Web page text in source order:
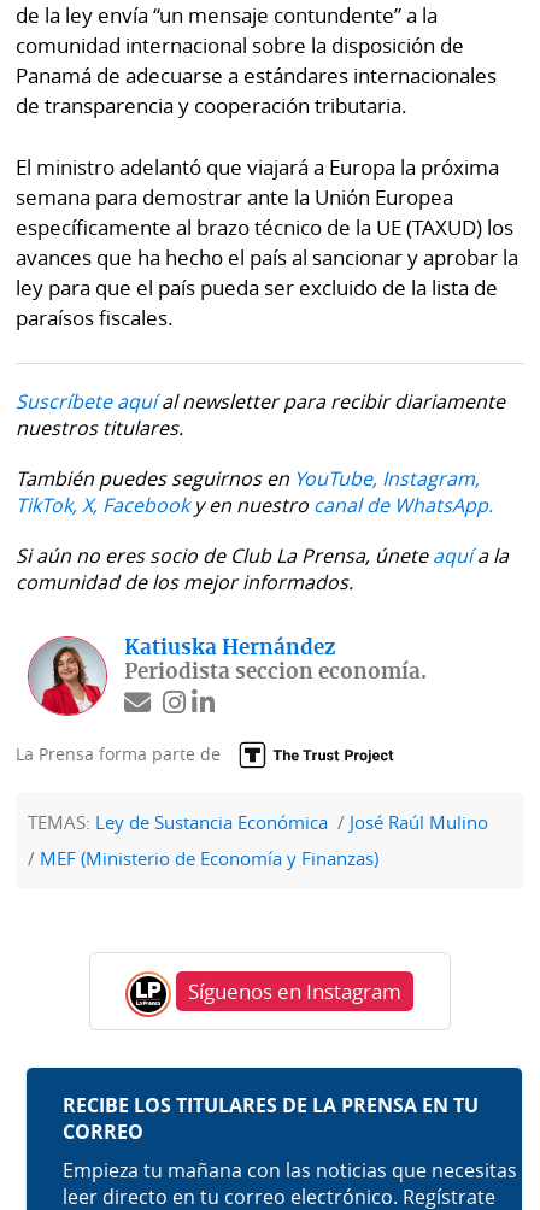
de la ley envía “un mensaje contundente” a la
comunidad internacional sobre la disposición de
Panamá de adecuarse a estándares internacionales
de transparencia y cooperación tributaria.
El ministro adelantó que viajará a Europa la próxima
semana para demostrar ante la Unión Europea
específicamente al brazo técnico de la UE (TAXUD) los
avances que ha hecho el país al sancionar y aprobar la
ley para que el país pueda ser excluido de la lista de
paraísos fiscales.
Suscríbete aquíal newsletter para recibir diariamente
nuestros titulares.
También puedes seguirnos en YouTube, Instagram,
TikTok, X, Facebooky en nuestro canal de WhatsApp.
Si aún no eres socio de Club La Prensa, úneteaquía la
comunidad de los mejor informados.
Katiuska Hernández
Periodista seccion economía.
La Prensa forma parte de
TEMAS: Ley de Sustancia Económica
José Raúl Mulino
MEF (Ministerio de Economía y Finanzas)
Síguenos en Instagram